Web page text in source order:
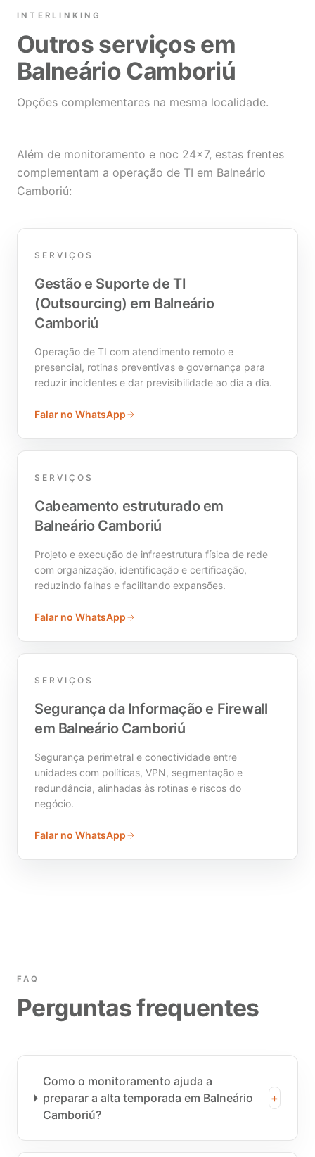
INTERLINKING
Outros serviços em
Balneário Camboriú
Opções complementares na mesma localidade.
Além de monitoramento e noc 24×7, estas frentes
complementam a operação de TI em Balneário
Camboriú:
SERVIÇOS
Gestão e Suporte de TI
(Outsourcing) em Balneário
Camboriú
Operação de TI com atendimento remoto e
presencial, rotinas preventivas e governança para
reduzir incidentes e dar previsibilidade ao dia a dia.
Falar no WhatsApp
SERVIÇOS
Cabeamento estruturado em
Balneário Camboriú
Projeto e execução de infraestrutura física de rede
com organização, identificação e certificação,
reduzindo falhas e facilitando expansões.
Falar no WhatsApp
SERVIÇOS
Segurança da Informação e Firewall
em Balneário Camboriú
Segurança perimetral e conectividade entre
unidades com políticas, VPN, segmentação e
redundância, alinhadas às rotinas e riscos do
negócio.
Falar no WhatsApp
FAQ
Perguntas frequentes
Como o monitoramento ajuda a
preparar a alta temporada em Balneário
Camboriú?
+